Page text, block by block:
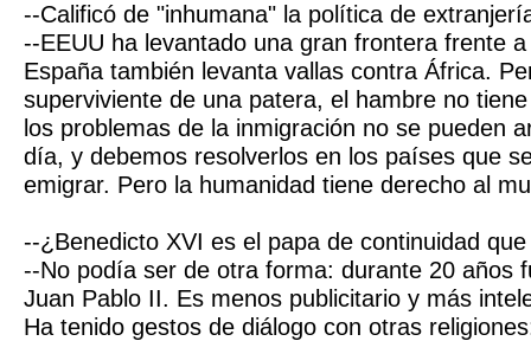
--Calificó de "inhumana" la política de
--EEUU ha levantado una gran frontera frente
España también levanta vallas contra África.
superviviente de una patera, el hambre no
los problemas de la inmigración no se pueden
día, y debemos resolverlos en los países que
emigrar. Pero la humanidad tiene derecho al
--¿Benedicto XVI es el papa de continuidad
--No podía ser de otra forma: durante 20 años
Juan Pablo II. Es menos publicitario y más
Ha tenido gestos de diálogo con otras